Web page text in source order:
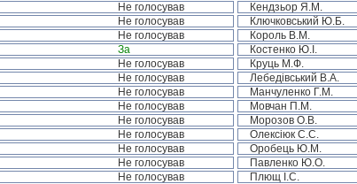
Не голосував Кендзьор Я.М.
Не голосував Ключковський Ю.Б.
Не голосував Король В.М.
За Костенко Ю.І.
Не голосував Круць М.Ф.
Не голосував Лебедівський В.А.
Не голосував Манчуленко Г.М.
Не голосував Мовчан П.М.
Не голосував Морозов О.В.
Не голосував Олексіюк С.С.
Не голосував Оробець Ю.М.
Не голосував Павленко Ю.О.
Не голосував Плющ І.С.